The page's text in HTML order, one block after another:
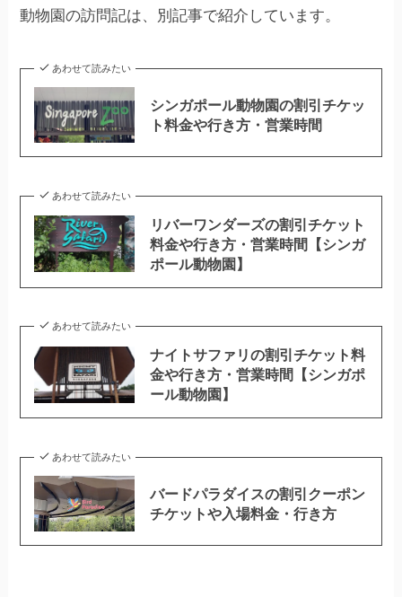
動物園の訪問記は、別記事で紹介しています。
あわせて読みたい
シンガポール動物園の割引チケッ
ト料金や行き方・営業時間
あわせて読みたい
リバーワンダーズの割引チケット
料金や行き方・営業時間【シンガ
ポール動物園】
あわせて読みたい
ナイトサファリの割引チケット料
金や行き方・営業時間【シンガポ
ール動物園】
あわせて読みたい
バードパラダイスの割引クーポン
チケットや入場料金・行き方